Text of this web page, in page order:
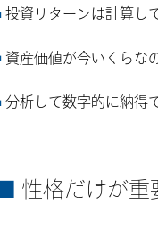
投資リターンは計算し
資産価値が今いくらな
分析して数字的に納得
性格だけが重